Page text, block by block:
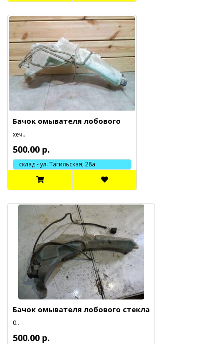
Бачок омывателя лобового
хеч..
500.00 р.
склад - ул. Тагильская, 28а
Бачок омывателя лобового стекла
0..
500.00 р.